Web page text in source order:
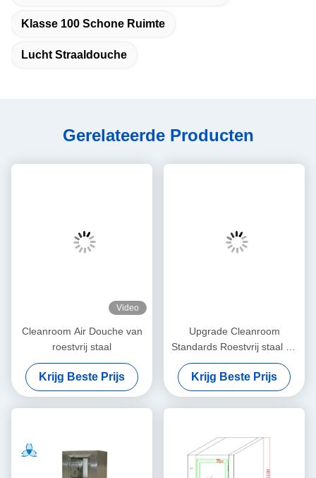
Klasse 100 Schone Ruimte
Lucht Straaldouche
Gerelateerde Producten
Video
Cleanroom Air Douche van
roestvrij staal
Krijg Beste Prijs
Upgrade Cleanroom
Standards Roestvrij staal Air
Douche Automatisch /
Handmatig
Krijg Beste Prijs